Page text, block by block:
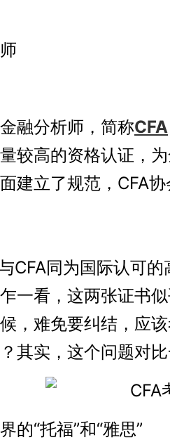
分析师，简称CFA
较高的资格认证，
建立了规范，CFA
同为国际认可的
一看，这两张证书
，难免要纠结，应
其实，这个问题对比
“托福”和“雅思”